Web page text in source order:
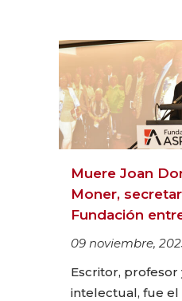
Muere Joan
Moner,
Fundación
09 noviembre,
Escritor, profesor
intelectual, fue